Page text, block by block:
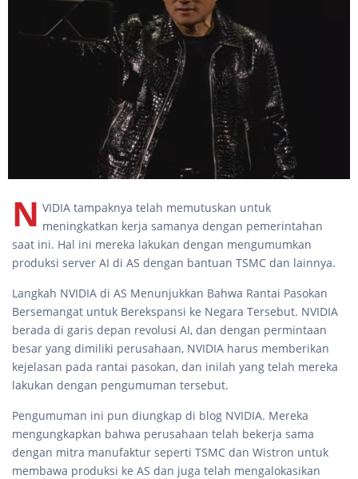
N VIDIA tampaknya telah memutuskan untuk
meningkatkan kerja samanya dengan pemerintahan
saat ini. Hal ini mereka lakukan dengan mengumumkan
produksi server AI di AS dengan bantuan TSMC dan lainnya.
Langkah NVIDIA di AS Menunjukkan Bahwa Rantai Pasokan
Bersemangat untuk Berekspansi ke Negara Tersebut. NVIDIA
berada di garis depan revolusi AI, dan dengan permintaan
besar yang dimiliki perusahaan, NVIDIA harus memberikan
kejelasan pada rantai pasokan, dan inilah yang telah mereka
lakukan dengan pengumuman tersebut.
Pengumuman ini pun diungkap di blog NVIDIA. Mereka
mengungkapkan bahwa perusahaan telah bekerja sama
dengan mitra manufaktur seperti TSMC dan Wistron untuk
membawa produksi ke AS dan juga telah mengalokasikan